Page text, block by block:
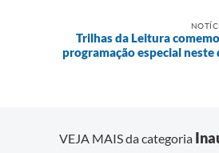
Trilhas da Leitura
programação especial
VEJA MAIS da categoria